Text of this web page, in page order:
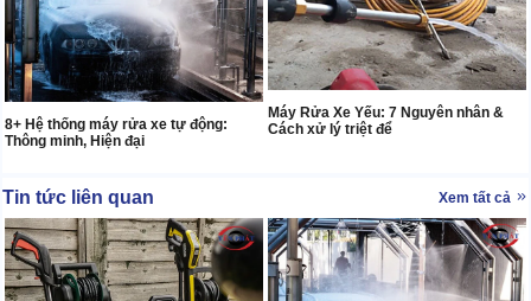
8+ Hệ thống máy rửa xe tự động:
Thông minh, Hiện đại
Máy Rửa Xe Yếu: 7 Nguyên nhân &
Cách xử lý triệt để
Tin tức liên quan Xem tất cả